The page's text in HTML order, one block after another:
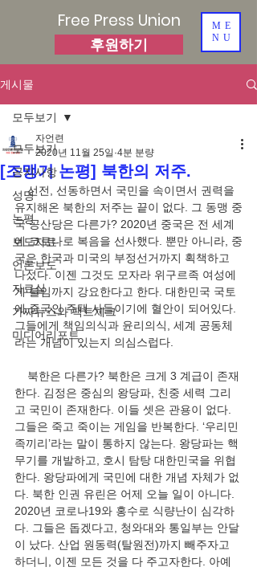
Free Press Union
후원하기
ME
NU
게시물
모두보기
공지사항
성명
논평
보도자료
언론보도
자료실
가짜뉴스와 팩트체크
미디어리포트
모두보기
[조맹기 논평] 북한의 저주.
자언련
2020년 11월 25일 4분 분량
    선전, 선동하면서 국민을 속이면서 권력을
유지해온 북한의 저주는 끝이 없다. 그 동맹 중
국 공산당은 다른가? 2020년 중국은 전 세계
에 코로나로 복음을 선사했다. 뿐만 아니라, 중
국은 한국과 미국의 부정선거까지 획책하고
나섰다. 이젠 그것도 모자라 위구르족 여성에
게 불임까지 강요한다고 한다. 대한민국 국토
에 중국인 주택 사들이기에 혈안이 되어있다.
그들에게 책임의식과 윤리의식, 세계 공동체
라는 개념이 있는지 의심스럽다.
한다. 김정은 중심의 왕당파, 친중 세력 그리
고 국민이 존재한다. 이들 셋은 관용이 없다.
그들은 죽고 죽이는 게임을 반복한다. ‘우리민
족끼리’라는 말이 통하지 않는다. 왕당파는 핵
무기를 개발하고, 호시 탐탕 대한민국을 위협
한다. 왕당파에게 국민에 대한 개념 자체가 없
다. 북한 인권 유린은 어제 오늘 일이 아니다.
2020년 코로나19와 홍수로 식량난이 심각하
다. 그들은 돕겠다고, 청와대와 통일부는 안달
이 났다. 산업 원동력(탈원전)까지 빼주자고
하더니, 이젠 모든 것을 다 주고자한다. 아예